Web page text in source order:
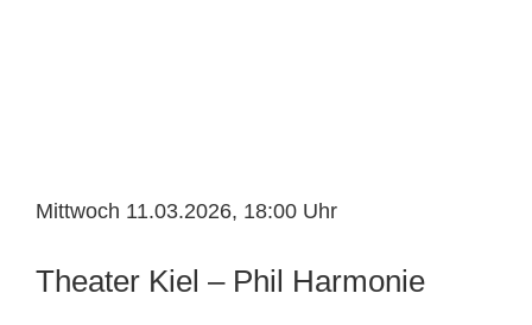
Mittwoch 11.03.2026, 18:00 Uhr
Theater Kiel – Phil Harmonie